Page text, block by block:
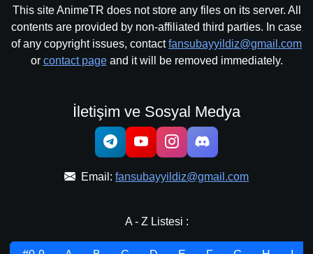
This site AnimeTR does not store any files on its server. All
contents are provided by non-affiliated third parties. In case
of any copyright issues, contactfansubayyildiz@gmail.com
or contact pageand it will be removed immediately.
İletişim ve Sosyal Medya
Email: fansubayyildiz@gmail.com
A - Z Listesi :